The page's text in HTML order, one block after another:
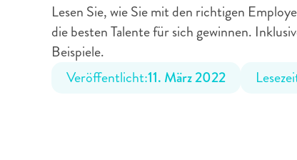
Lesen Sie, wie Sie mit den richtigen
die besten Talente für sich gewinnen.
Beispiele.
Veröffentlicht:11. März 2022